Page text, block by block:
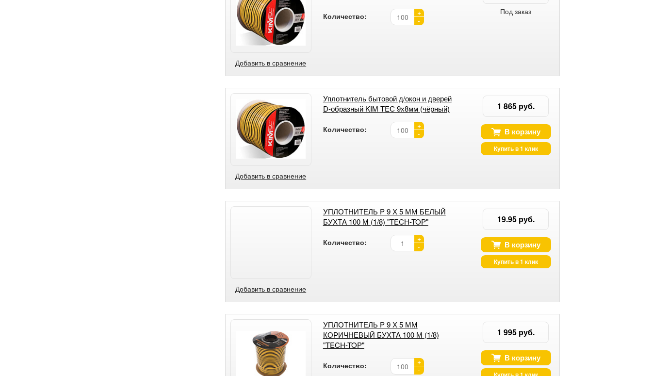
Добавить в сравнение
Количество:
+
-
Под заказ
Добавить в сравнение
Уплотнитель бытовой д/окон и дверей
D-образный KIM TEС 9х8мм (чёрный)
Количество:
+
-
1 865 руб.
В корзину
Купить в 1 клик
Добавить в сравнение
УПЛОТНИТЕЛЬ P 9 Х 5 ММ БЕЛЫЙ
БУХТА 100 М (1/8) "TECH-TOP"
Количество:
+
-
19.95 руб.
В корзину
Купить в 1 клик
УПЛОТНИТЕЛЬ P 9 Х 5 ММ
КОРИЧНЕВЫЙ БУХТА 100 М (1/8)
"TECH-TOP"
Количество:
+
-
1 995 руб.
В корзину